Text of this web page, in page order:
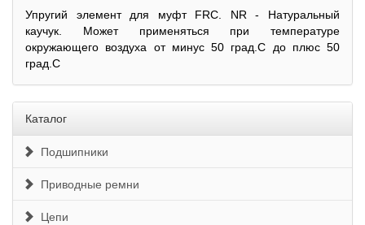
Упругий элемент для муфт FRC. NR - Натуральный
каучук. Может применяться при температуре
окружающего воздуха от минус 50 град.С до плюс 50
град.С
Каталог
Подшипники
Приводные ремни
Цепи